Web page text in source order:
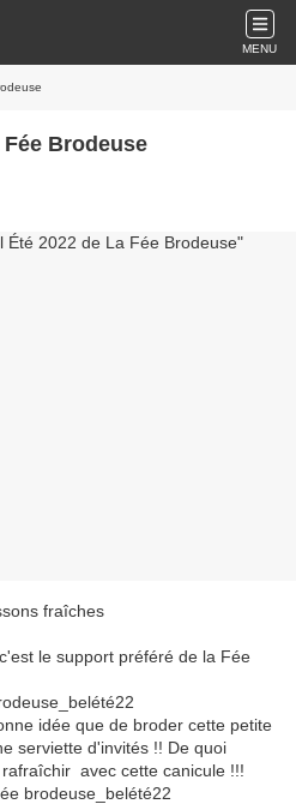
MENU
Brodeuse
le support préféré de la Fée
idée que de broder cette petite
serviette d'invités !! De quoi
avec cette canicule !!!